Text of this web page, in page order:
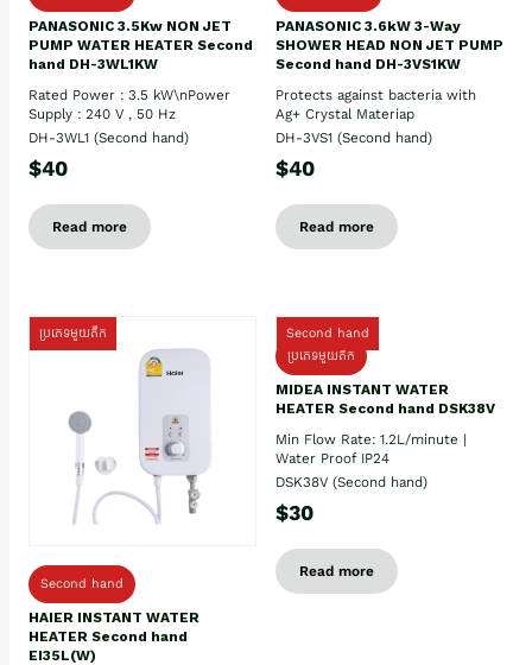
PANASONIC 3.5Kw NON JET
PUMP WATER HEATER Second
hand DH-3WL1KW
Rated Power : 3.5 kW\nPower
Supply : 240 V , 50 Hz
DH-3WL1 (Second hand)
$40
Read more
PANASONIC 3.6kW 3-Way
SHOWER HEAD NON JET PUMP
Second hand DH-3VS1KW
Protects against bacteria with
Ag+ Crystal Materiap
DH-3VS1 (Second hand)
$40
Read more
ប្រភេទមួយតឹក
Second hand
HAIER INSTANT WATER
HEATER Second hand
EI35L(W)
Second hand
ប្រភេទមួយតឹក
MIDEA INSTANT WATER
HEATER Second hand DSK38V
Min Flow Rate: 1.2L/minute |
Water Proof IP24
DSK38V (Second hand)
$30
Read more